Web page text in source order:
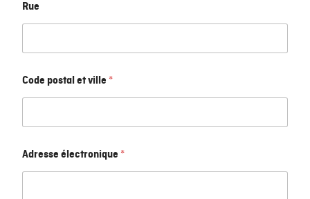
Rue
Code postal et ville *
Adresse électronique *